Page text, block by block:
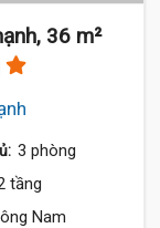
36 m²
3 phòng
tầng
Nam